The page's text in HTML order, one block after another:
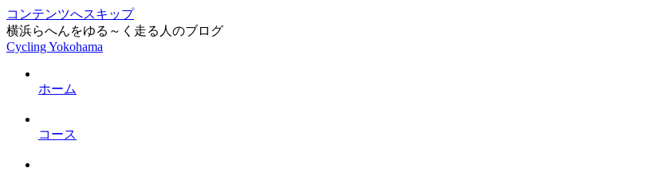
コンテンツへスキップ
横浜らへんをゆる～く走る人のブログ
Cycling Yokohama
ホーム
コース